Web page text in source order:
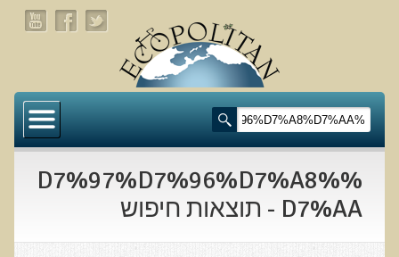
דף הבית
תעלומת שומן הדולפינים: מה גילינו כששתי קבוצות
בדיקת חוסרים ומתכות כבדות Socheck
הרצאה ב 28/11/25 טיפים מפתיעים ופשוטים לבריאות
%D7%97%D7%96%D7%A8%
D7%AA - תוצאות חיפוש